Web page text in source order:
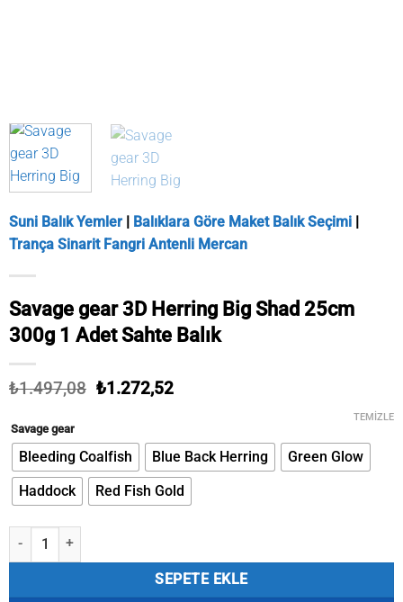
Suni Balık Yemler | Balıklara Göre Maket Balık Seçimi |
Trança Sinarit Fangri Antenli Mercan
Savage gear 3D Herring Big Shad 25cm
300g 1 Adet Sahte Balık
₺1.497,08 Orijinal
₺1.272,52Şu
₺1.272,52.
Savage gear
Bleeding Coalfish Blue Back Herring
Green Glow
Haddock
Red Fish Gold
TEMIZLE
Savage gear 3D Herring Big Shad 25cm 300g 1 Adet Sahte Balık adet
SEPETE EKLE